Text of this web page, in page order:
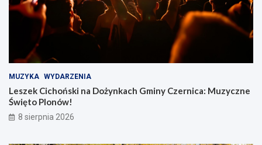
MUZYKA WYDARZENIA
Leszek Cichoński na Dożynkach Gminy Czernica: Muzyczne
Święto Plonów!
8 sierpnia 2026